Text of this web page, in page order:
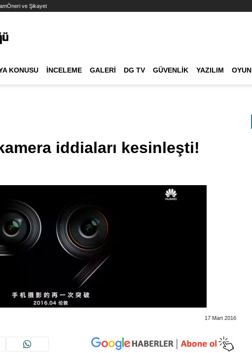
Öneri ve Şikayet
KONUSU İNCELEME GALERI DG TV GÜVENLIK YAZILIM OYUN
iddiaları kesinleşti!
17 Mart 2016